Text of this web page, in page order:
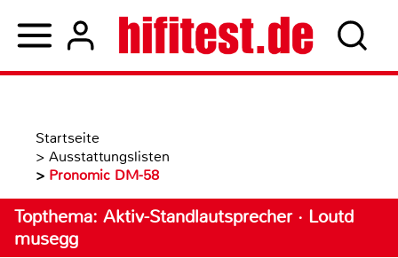
Startseite
> Ausstattungslisten
> Pronomic DM-58
Topthema: Aktiv-Standlautsprecher · Loutd
musegg